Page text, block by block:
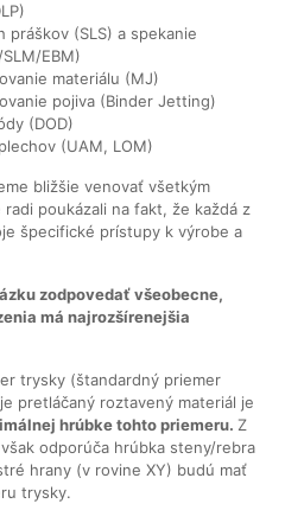
práškov (SLS) a spekanie
EBM)
materiálu (MJ)
pojiva (Binder Jetting)
(DOD)
(UAM, LOM)
bližšie venovať všetkým
poukázali na fakt, že každá z
špecifické prístupy k výrobe a
zodpovedať všeobecne,
má najrozšírenejšia
trysky (štandardný priemer
pretláčaný roztavený materiál je
hrúbke tohto priemeru. Z
odporúča hrúbka steny/rebra
hrany (v rovine XY) budú mať
trysky.